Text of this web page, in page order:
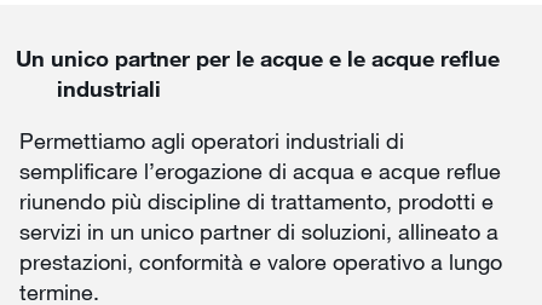
Un unico partner per le acque e le acque reflue
industriali
Permettiamo agli operatori industriali di
semplificare l’erogazione di acqua e acque reflue
riunendo più discipline di trattamento, prodotti e
servizi in un unico partner di soluzioni, allineato a
prestazioni, conformità e valore operativo a lungo
termine.